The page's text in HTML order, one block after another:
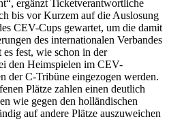
ergänzt Ticketverantwortliche
bis vor Kurzem auf die Auslosung
CEV-Cups gewartet, um die damit
des internationalen Verbandes
fest, wie schon in der
den Heimspielen im CEV-
der C-Tribüne eingezogen werden.
Plätze zahlen einen deutlich
wie gegen den holländischen
auf andere Plätze auszuweichen